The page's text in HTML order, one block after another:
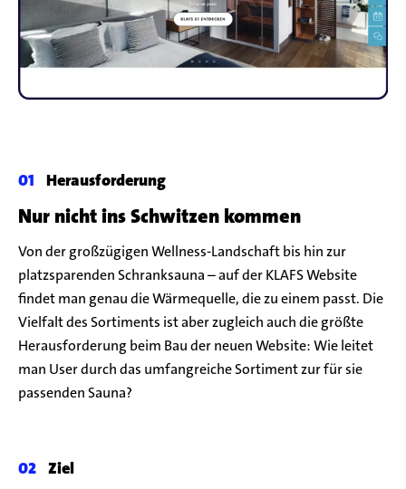
Herausforderung
Nur nicht ins Schwitzen kommen
Von der großzügigen Wellness-Landschaft bis hin zur
platzsparenden Schranksauna – auf der KLAFS Website
findet man genau die Wärmequelle, die zu einem passt. Die
Vielfalt des Sortiments ist aber zugleich auch die größte
Herausforderung beim Bau der neuen Website: Wie leitet
man User durch das umfangreiche Sortiment zur für sie
passenden Sauna?
Ziel